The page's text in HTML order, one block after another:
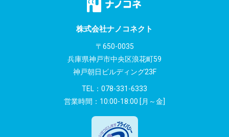
株式会社ナノコネクト
〒650-0035
兵庫県神戸市中央区浪花町59
神戸朝日ビルディング23F
TEL： 078-331-6333
営業時間：10:00-18:00 [月～金]